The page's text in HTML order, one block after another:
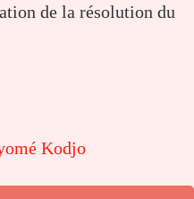
de la résolution du
Kodjo